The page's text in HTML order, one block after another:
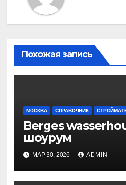
Похожая запись
МОСКВА СПРАВОЧНИК
Berges
шоурум
МАР 30, 2026 ADMIN